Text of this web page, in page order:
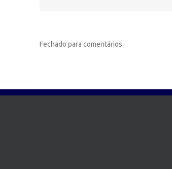
Fechado para comentários.